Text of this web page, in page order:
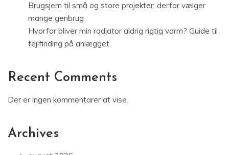
Brugsjern til små og store projekter: derfor vælger
mange genbrug
Hvorfor bliver min radiator aldrig rigtig varm? Guide til
fejlfinding på anlægget.
Recent Comments
Der er ingen kommentarer at vise.
Archives